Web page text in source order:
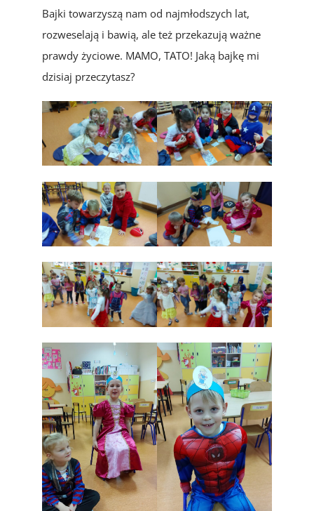
Bajki towarzyszą nam od najmłodszych lat,
rozweselają i bawią, ale też przekazują ważne
prawdy życiowe. MAMO, TATO! Jaką bajkę mi
dzisiaj przeczytasz?